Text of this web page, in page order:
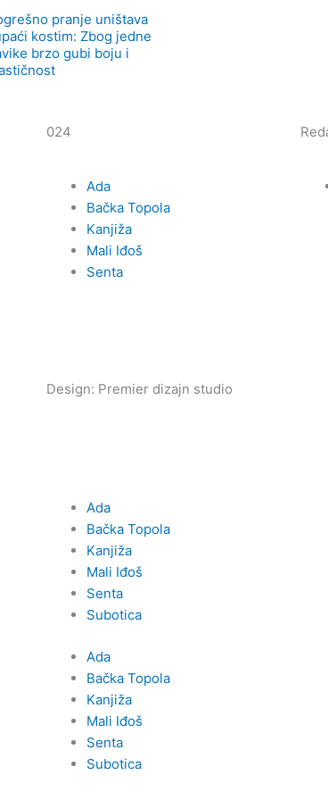
pranje uništava
kostim: Zbog jedne
brzo gubi boju i
024
Ada
Bačka Topola
Kanjiža
Mali Iđoš
Senta
Design: Premier dizajn studio
Ada
Bačka Topola
Kanjiža
Mali Iđoš
Senta
Subotica
Ada
Bačka Topola
Kanjiža
Mali Iđoš
Senta
Subotica